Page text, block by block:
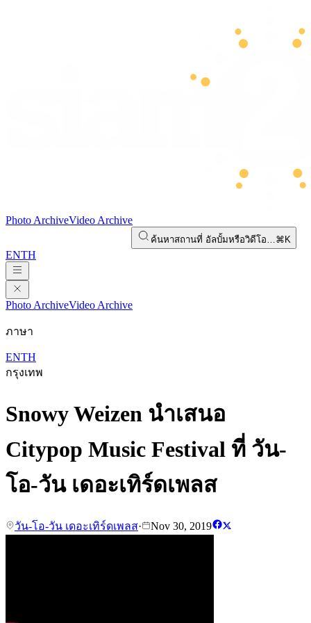
Photo ArchiveVideo Archive
ค้นหาสถานที่ อัลบั้มหรือวิดีโอ…⌘K
ENTH
Photo ArchiveVideo Archive
ภาษา
ENTH
กรุงเทพ
Snowy Weizen นำเสนอ
Citypop Music Festival ที่ วัน-
โอ-วัน เดอะเทิร์ดเพลส
วัน-โอ-วัน เดอะเทิร์ดเพลส· Nov 30, 2019